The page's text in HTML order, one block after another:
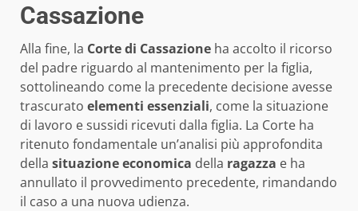
Cassazione
Alla fine, la Corte di Cassazione ha accolto il ricorso
del padre riguardo al mantenimento per la figlia,
sottolineando come la precedente decisione avesse
trascurato elementi essenziali, come la situazione
di lavoro e sussidi ricevuti dalla figlia. La Corte ha
ritenuto fondamentale un’analisi più approfondita
della situazione economica della ragazza e ha
annullato il provvedimento precedente, rimandando
il caso a una nuova udienza.